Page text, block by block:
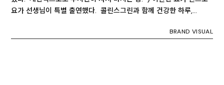
요가 선생님이 특별 출연했다. 콜린스그린과 함께 건강한 하루,…
BRAND VISUAL